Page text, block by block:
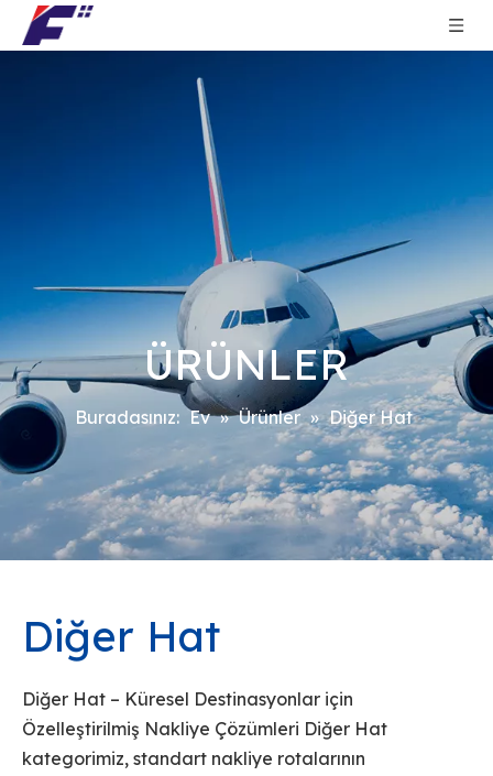
ÜRÜNLER
Buradasınız: Ev » Ürünler » Diğer Hat
Diğer Hat
Diğer Hat – Küresel Destinasyonlar için
Özelleştirilmiş Nakliye Çözümleri Diğer Hat
kategorimiz, standart nakliye rotalarının